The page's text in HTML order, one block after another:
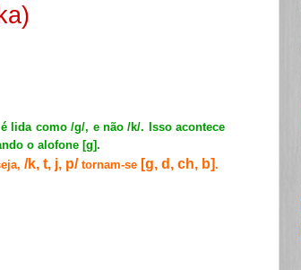
lida como /g/, e não /k/. Isso acontece
o alofone [g].
/k, t, j, p/ tornam-se [g, d, ch, b].